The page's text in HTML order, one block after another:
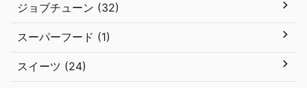
ジョブチューン (32)
スーパーフード (1)
スイーツ (24)